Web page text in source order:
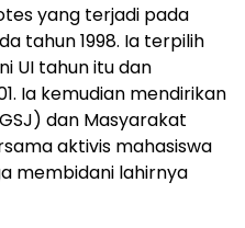
yang terjadi pada
tahun 1998. Ia terpilih
UI tahun itu dan
Ia kemudian mendirikan
dan Masyarakat
aktivis mahasiswa
membidani lahirnya